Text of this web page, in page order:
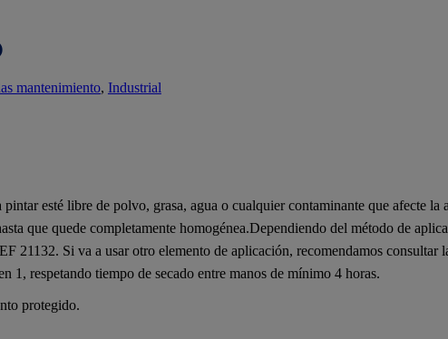
mantenimiento, Industrial
esté libre de polvo, grasa, agua o cualquier contaminante que afecte la
que quede completamente homogénea.Dependiendo del método de
21132. Si va a usar otro elemento de aplicación, recomendamos
1, respetando tiempo de secado entre manos de mínimo 4 horas.
protegido.